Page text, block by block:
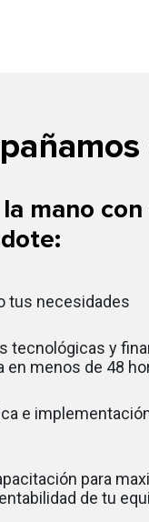
mano
tus necesidades
tecnológicas y
en menos de 48
e
para
de tu